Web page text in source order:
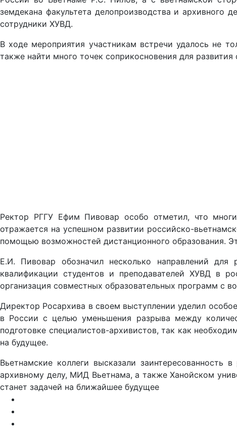
земдекана факультета делопроизводства и
сотрудники ХУВД.
В ходе мероприятия участникам встречи удалось не
также найти много точек соприкосновения для развития
Ректор РГГУ Ефим Пивовар особо отметил, что
отражается на успешном развитии российско-
помощью возможностей дистанционного образования.
Е.И. Пивовар обозначил несколько направлений
квалификации студентов и преподавателей ХУВД в
организация совместных образовательных программ с
Директор Росархива в своем выступлении уделил
в России с целью уменьшения разрыва между
подготовке специалистов-архивистов, так как
на будущее.
Вьетнамские коллеги высказали
архивному делу, МИД Вьетнама, а также Ханойском
станет задачей на ближайшее будущее